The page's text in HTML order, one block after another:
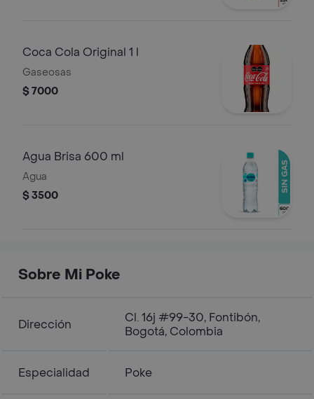
Coca Cola Original 1 l
Gaseosas
$ 7000
Agua Brisa 600 ml
Agua
$ 3500
Sobre Mi Poke
Dirección
Cl. 16j #99-30, Fontibón,
Bogotá, Colombia
Especialidad Poke